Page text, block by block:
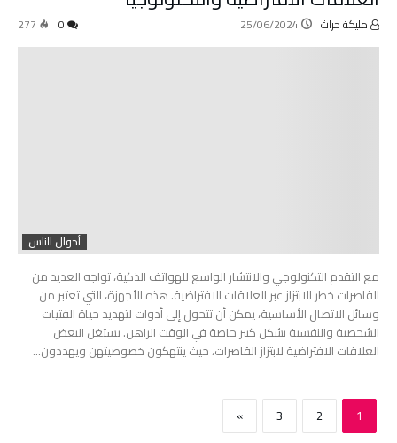
مليكة حراث 25/06/2024
277
أحوال الناس
مع التقدم التكنولوجي والانتشار الواسع للهواتف الذكية، تواجه العديد من
القاصرات خطر الابتزاز عبر العلاقات الافتراضية. هذه الأجهزة، التي تعتبر من
وسائل الاتصال الأساسية، يمكن أن تتحول إلى أدوات لتهديد حياة الفتيات
الشخصية والنفسية بشكل كبير خاصة في الوقت الراهن. يستغل البعض
العلاقات الافتراضية لابتزاز القاصرات، حيث ينتهكون خصوصيتهن ويهددون…
1
2
3
»